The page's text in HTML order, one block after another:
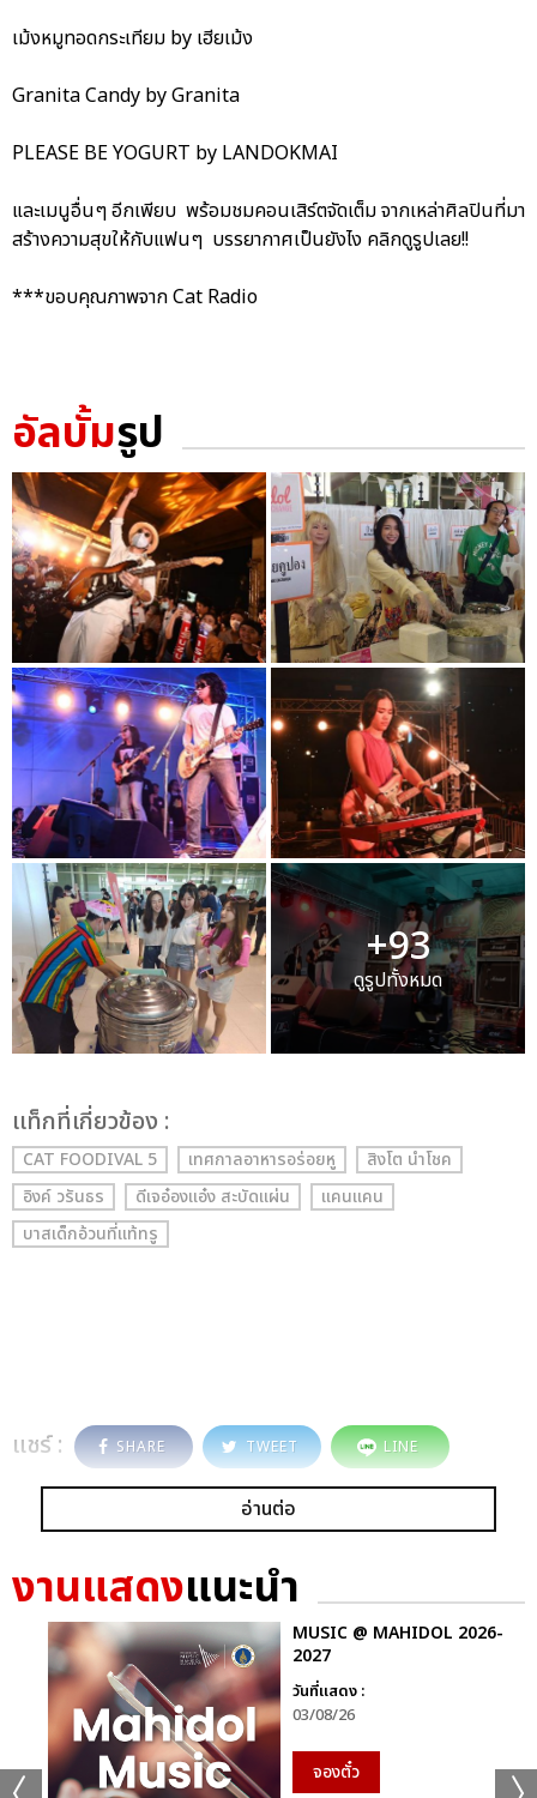
เม้งหมูทอดกระเทียม by เฮียเม้ง
Granita Candy by Granita
PLEASE BE YOGURT by LANDOKMAI
และเมนูอื่นๆ อีกเพียบ พร้อมชมคอนเสิร์ตจัดเต็ม จากเหล่าศิลปินที่มา
สร้างความสุขให้กับแฟนๆ บรรยากาศเป็นยังไง คลิกดูรูปเลย!!
***ขอบคุณภาพจาก Cat Radio
อัลบั้มรูป
+93
ดูรูปทั้งหมด
เเท็กที่เกี่ยวข้อง :
CAT FOODIVAL 5 เทศกาลอาหารอร่อยหู
สิงโต นำโชค
อิงค์ วรันธร
ดีเจอ๋องแอ๋ง สะบัดแผ่น
แคนแคน
บาสเด็กอ้วนที่แท้ทรู
แชร์ : SHARE TWEET LINE
อ่านต่อ
งานแสดงแนะนำ
MUSIC @ MAHIDOL 2026-
2027
วันที่แสดง :
03/08/26
จองตั๋ว